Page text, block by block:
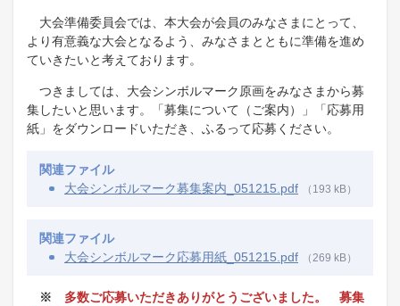
大会準備委員会では、本大会が会員のみなさまにとって、
より有意義な大会となるよう、みなさまとともに準備を進め
ていきたいと考えております。
つきましては、大会シンボルマーク原画をみなさまから募
集したいと思います。「募集について（ご案内）」「応募用
紙」をダウンロードいただき、ふるって応募ください。
関連ファイル
大会シンボルマーク募集案内_051215.pdf
（193 kB）
関連ファイル
大会シンボルマーク応募用紙_051215.pdf
（269 kB）
※ 多数ご応募いただきありがとうございました。 募集